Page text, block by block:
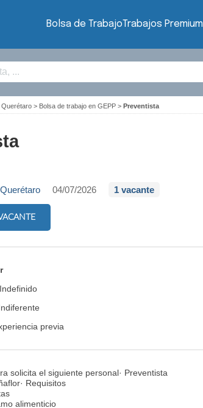
Bolsa de TrabajoTrabajos Premium
Querétaro > Bolsa de trabajo en GEPP > Preventista
Querétaro 04/07/2026 1 vacante
Indefinido
previa
solicita el siguiente personal· Preventista
Requisitos
alimenticio